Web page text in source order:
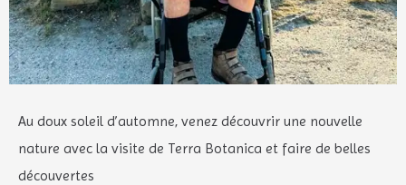
Au doux soleil d’automne, venez découvrir une nouvelle
nature avec la visite de Terra Botanica et faire de belles
découvertes